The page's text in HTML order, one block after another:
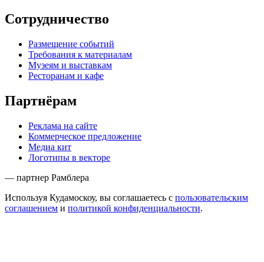
Сотрудничество
Размещение событий
Требования к материалам
Музеям и выставкам
Ресторанам и кафе
Партнёрам
Реклама на сайте
Коммерческое предложение
Медиа кит
Логотипы в векторе
— партнер Рамблера
Используя Кудамоскоу, вы соглашаетесь с пользовательским
соглашением и политикой конфиденциальности.